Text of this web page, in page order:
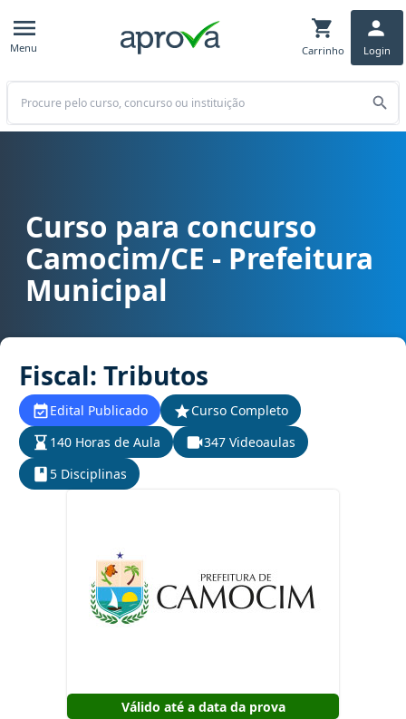
Menu Carrinho Login
Buscar
Curso para concurso Camocim/CE - Prefeitura Municipal cargo
Curso para concurso
Camocim/CE - Prefeitura
Municipal
Fiscal: Tributos
Edital Publicado
Curso Completo
140 Horas de Aula
347 Videoaulas
5 Disciplinas
Válido até a data da prova